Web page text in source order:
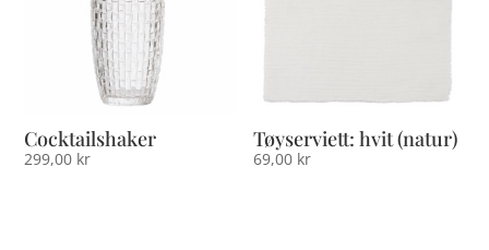
Cocktailshaker
299,00 kr
Tøyserviett: hvit (natur)
69,00 kr